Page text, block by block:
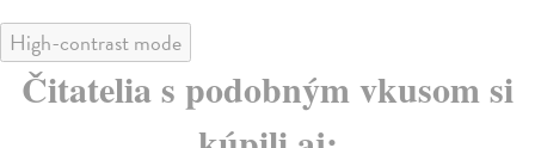
High-contrast mode
Čitatelia s podobným vkusom si